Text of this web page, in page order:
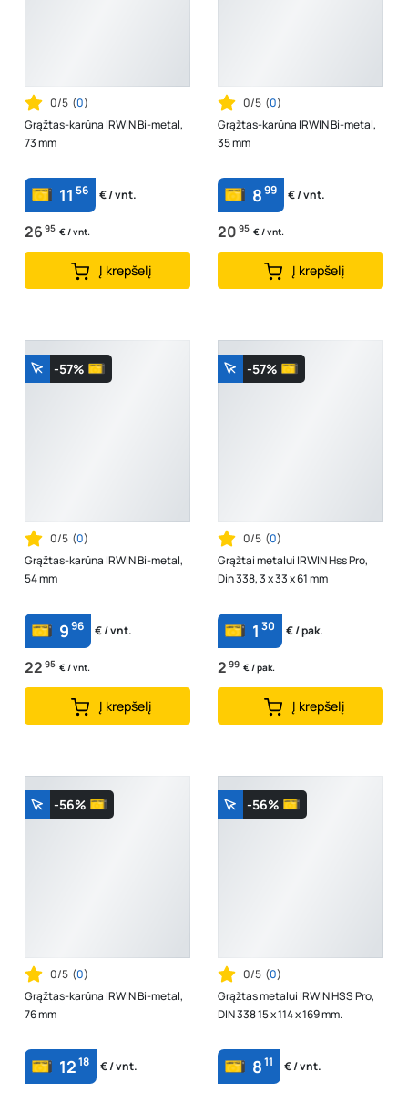
0/5 (0)
Grąžtas-karūna IRWIN Bi-metal,
73 mm
11 56 € / vnt.
26 95 € / vnt.
Į krepšelį
0/5 (0)
Grąžtas-karūna IRWIN Bi-metal,
35 mm
899 € / vnt.
20 95 € / vnt.
Į krepšelį
-57%
0/5 (0)
Grąžtas-karūna IRWIN Bi-metal,
54 mm
996 € / vnt.
22 95 € / vnt.
Į krepšelį
-57%
0/5 (0)
Grąžtai metalui IRWIN Hss Pro,
Din 338, 3 x 33 x 61 mm
1 30 € / pak.
2 99 € / pak.
Į krepšelį
-56%
0/5 (0)
Grąžtas-karūna IRWIN Bi-metal,
76 mm
1218 € / vnt.
-56%
0/5 (0)
Grąžtas metalui IRWIN HSS Pro,
DIN 338 15 x 114 x 169 mm.
811 € / vnt.